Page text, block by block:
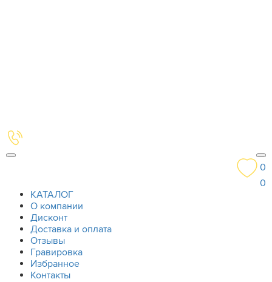
0
0
КАТАЛОГ
О компании
Дисконт
Доставка и оплата
Отзывы
Гравировка
Избранное
Контакты